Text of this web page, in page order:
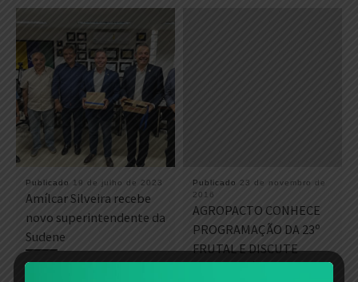
Publicado 19 de julho de 2023
Amílcar Silveira recebe
novo superintendente da
Sudene
Publicado
23 de novembro de
2016
AGROPACTO CONHECE
PROGRAMAÇÃO DA 23º
FRUTAL E DISCUTE
PROBLEMÁTICA DA